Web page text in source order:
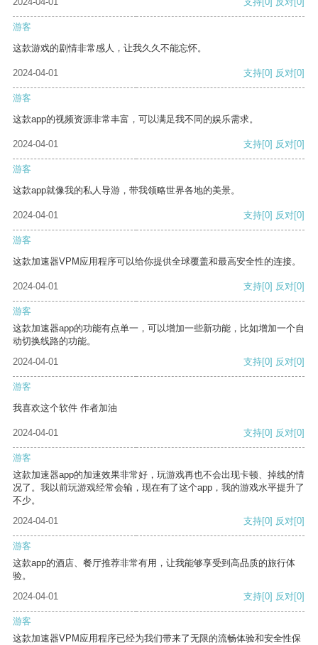
游客
这款游戏的剧情非常感人，让我久久不能忘怀。
2024-04-01 支持[0] 反对[0]
游客
这款app的视频资源非常丰富，可以满足我不同的娱乐需求。
2024-04-01 支持[0] 反对[0]
游客
这款app就像我的私人导游，带我领略世界各地的美景。
2024-04-01 支持[0] 反对[0]
游客
这款加速器VPM应用程序可以给你提供全球覆盖和最高安全性的连接。
2024-04-01 支持[0] 反对[0]
游客
这款加速器app的功能有点单一，可以增加一些新功能，比如增加一个自
动切换线路的功能。
2024-04-01
支持[0] 反对[0]
游客
我喜欢这个软件 作者加油
2024-04-01 支持[0] 反对[0]
游客
这款加速器app的加速效果非常好，玩游戏再也不会出现卡顿、掉线的情
况了。我以前玩游戏经常会输，现在有了这个app，我的游戏水平提升了
不少。
2024-04-01
支持[0] 反对[0]
游客
这款app的酒店、餐厅推荐非常有用，让我能够享受到高品质的旅行体
验。
2024-04-01
支持[0] 反对[0]
游客
这款加速器VPM应用程序已经为我们带来了无限的流畅体验和安全性保